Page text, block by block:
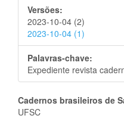
Versões:
2023-10-04 (2)
2023-10-04 (1)
Palavras-chave:
Expediente revista
Conteúdo
Cadernos brasileiros de
UFSC